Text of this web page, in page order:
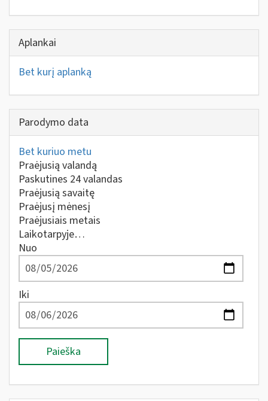
Aplankai
Bet kurį aplanką
Parodymo data
Bet kuriuo metu
Praėjusią valandą
Paskutines 24 valandas
Praėjusią savaitę
Praėjusį mėnesį
Praėjusiais metais
Laikotarpyje…
Nuo
Iki
Paieška